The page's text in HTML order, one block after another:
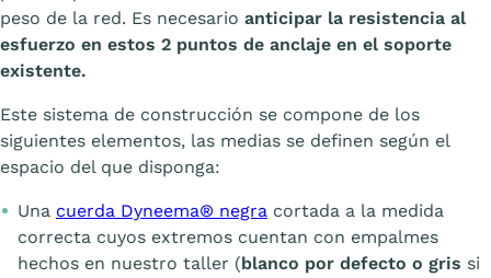
peso de la red. Es necesario anticipar la resistencia al
esfuerzo en estos 2 puntos de anclaje en el soporte
existente.
Este sistema de construcción se compone de los
siguientes elementos, las medias se definen según el
espacio del que disponga:
Una cuerda Dyneema® negra cortada a la medida
correcta cuyos extremos cuentan con empalmes
hechos en nuestro taller (blanco por defecto o gris si